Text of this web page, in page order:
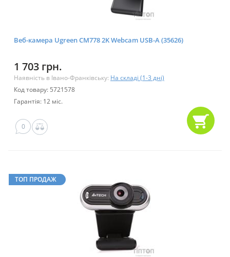
Веб-камера Ugreen CM778 2K Webcam USB-A (35626)
1 703 грн.
Наявність в Івано-Франківську: На складі (1-3 дні)
Код товару: 5721578
Гарантія: 12 міс.
0
ТОП ПРОДАЖ